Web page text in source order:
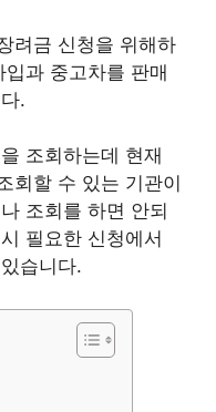
려금 신청을 위해하
과 중고차를 판매
.
조회하는데 현재
회할 수 있는 기관이
조회를 하면 안되
필요한 신청에서
습니다.